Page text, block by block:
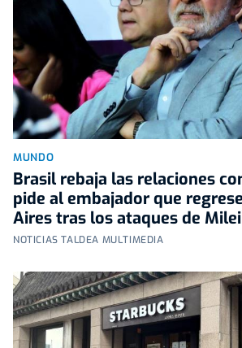
MUNDO
Brasil rebaja las relaciones
pide al embajador que
Aires tras los ataques de
NOTICIAS TALDEA MULTIMEDIA